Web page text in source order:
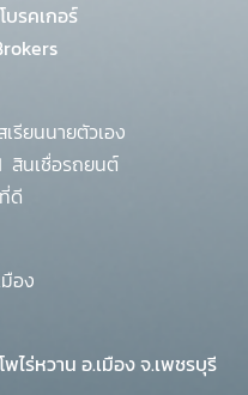
บรคเกอร์
รียนนายตัวเอง
สินเชื่อรถยนต์
ดี
อง
ไร่หวาน อ.เมือง จ.เพชรบุรี